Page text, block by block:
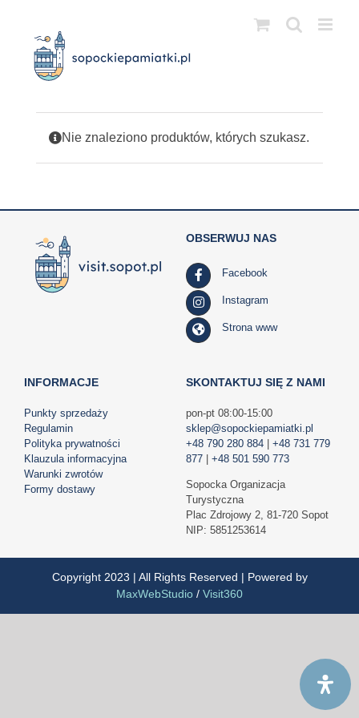
zawartości
Nie znaleziono produktów, których szukasz.
INFORMACJE
Punkty sprzedaży
Regulamin
Polityka prywatności
Klauzula informacyjna
Warunki zwrotów
Formy dostawy
OBSERWUJ NAS
Facebook
Instagram
Strona www
SKONTAKTUJ SIĘ Z NAMI
pon-pt 08:00-15:00
sklep@sopockiepamiatki.pl
+48 790 280 884| +48 731 779
877| +48 501 590 773
Sopocka Organizacja
Turystyczna
Plac Zdrojowy 2, 81-720 Sopot
NIP: 5851253614
Copyright 2023 | All Rights Reserved | Powered by
MaxWebStudio / Visit360